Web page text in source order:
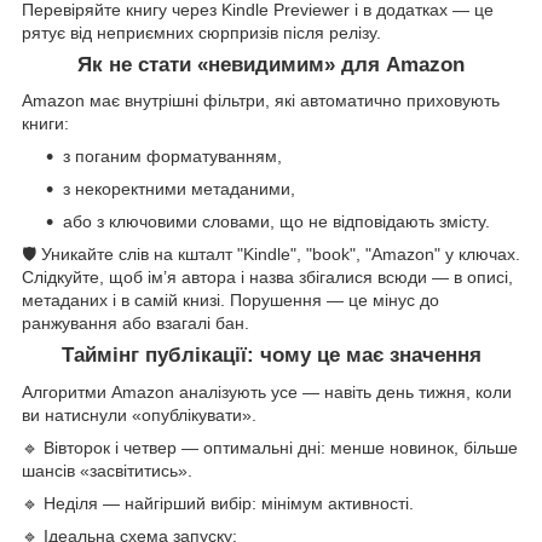
Перевіряйте книгу через Kindle Previewer і в додатках — це
рятує від неприємних сюрпризів після релізу.
Як не стати «невидимим» для Amazon
Amazon має внутрішні фільтри, які автоматично приховують
книги:
з поганим форматуванням,
з некоректними метаданими,
або з ключовими словами, що не відповідають змісту.
🛡 Уникайте слів на кшталт "Kindle", "book", "Amazon" у ключах.
Слідкуйте, щоб ім’я автора і назва збігалися всюди — в описі,
метаданих і в самій книзі. Порушення — це мінус до
ранжування або взагалі бан.
Таймінг публікації: чому це має значення
Алгоритми Amazon аналізують усе — навіть день тижня, коли
ви натиснули «опублікувати».
🔹 Вівторок і четвер — оптимальні дні: менше новинок, більше
шансів «засвітитись».
🔹 Неділя — найгірший вибір: мінімум активності.
🔹 Ідеальна схема запуску: